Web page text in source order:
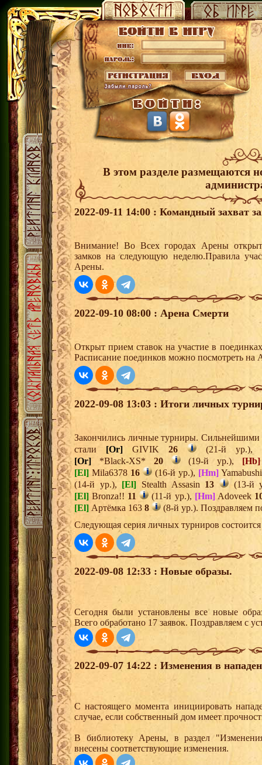
В этом разделе размещаются
2022-09-11 14:00 : Командный захват
Внимание! Во Всех городах Арены
замков на следующую неделю.Правила
Арены.
2022-09-10 08:00 : Арена Смерти
Открыт прием ставок на участие в
Расписание поединков можно посмотреть на
2022-09-08 13:03 : Итоги личных
Закончились личные турниры. Сильнейшими
стали [Or]GIVIK 26 (21-й ур.),
[Or] *Black-XS* 20 (19-й ур.), [Hb]
[El] Mila6378 16 (16-й ур.), [Hm]
(14-й ур.), [El] Stealth Assasin 13
(13-й
[El] Bronza!! 11 (11-й ур.), [Hm]Adoveek
[El] Артёмка 163 8
(8-й ур.). Поздравляем
Следующая серия личных турниров состоится
2022-09-08 12:33 : Новые образы.
Сегодня были установлены все новые
Всего обработано 17 заявок. Поздравляем с
2022-09-07 14:22 : Изменения в
С настоящего момента инициировать
случае, если собственный дом имеет
В библиотеку Арены, в раздел
внесены соответствующие изменения.